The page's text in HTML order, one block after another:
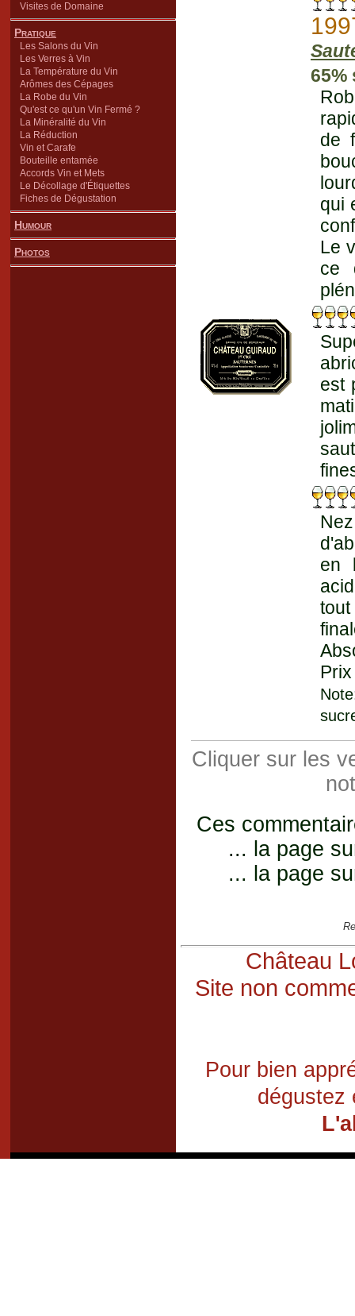
Visites de Domaine
Pratique
Les Salons du Vin
Les Verres à Vin
La Température du Vin
Arômes des Cépages
La Robe du Vin
Qu'est ce qu'un Vin Fermé ?
La Minéralité du Vin
La Réduction
Vin et Carafe
Bouteille entamée
Accords Vin et Mets
Le Décollage d'Étiquettes
Fiches de Dégustation
Humour
Photos
65%
de
qui
Le
ce
est
en
Cliquer sur les
Ces
... la page
... la page
Château
Site non
Pour bien
dégustez